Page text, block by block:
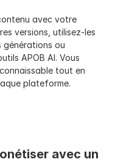
avec votre
versions, utilisez-les
générations ou
APOB AI. Vous
tout en
plateforme.
avec un